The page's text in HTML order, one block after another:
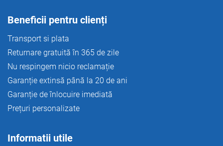
Beneficii pentru clienți
Transport si plata
Returnare gratuită în 365 de zile
Nu respingem nicio reclamație
Garanție extinsă până la 20 de ani
Garanție de înlocuire imediată
Prețuri personalizate
Informatii utile